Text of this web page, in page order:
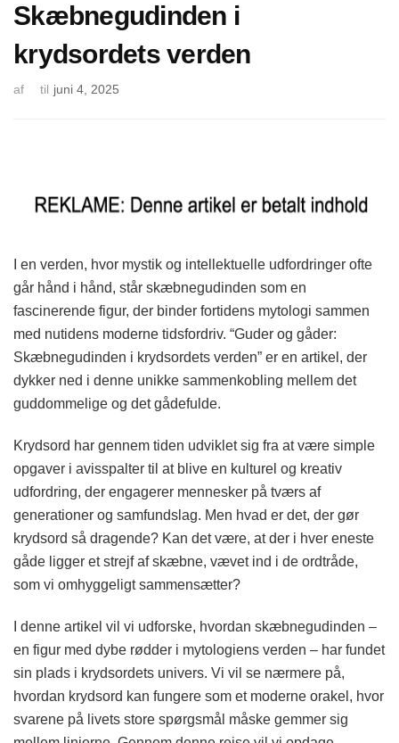
Skæbnegudinden i
krydsordets verden
af til juni 4, 2025
I en verden, hvor mystik og intellektuelle udfordringer ofte
går hånd i hånd, står skæbnegudinden som en
fascinerende figur, der binder fortidens mytologi sammen
med nutidens moderne tidsfordriv. “Guder og gåder:
Skæbnegudinden i krydsordets verden” er en artikel, der
dykker ned i denne unikke sammenkobling mellem det
guddommelige og det gådefulde.
Krydsord har gennem tiden udviklet sig fra at være simple
opgaver i avisspalter til at blive en kulturel og kreativ
udfordring, der engagerer mennesker på tværs af
generationer og samfundslag. Men hvad er det, der gør
krydsord så dragende? Kan det være, at der i hver eneste
gåde ligger et strejf af skæbne, vævet ind i de ordtråde,
som vi omhyggeligt sammensætter?
I denne artikel vil vi udforske, hvordan skæbnegudinden –
en figur med dybe rødder i mytologiens verden – har fundet
sin plads i krydsordets univers. Vi vil se nærmere på,
hvordan krydsord kan fungere som et moderne orakel, hvor
svarene på livets store spørgsmål måske gemmer sig